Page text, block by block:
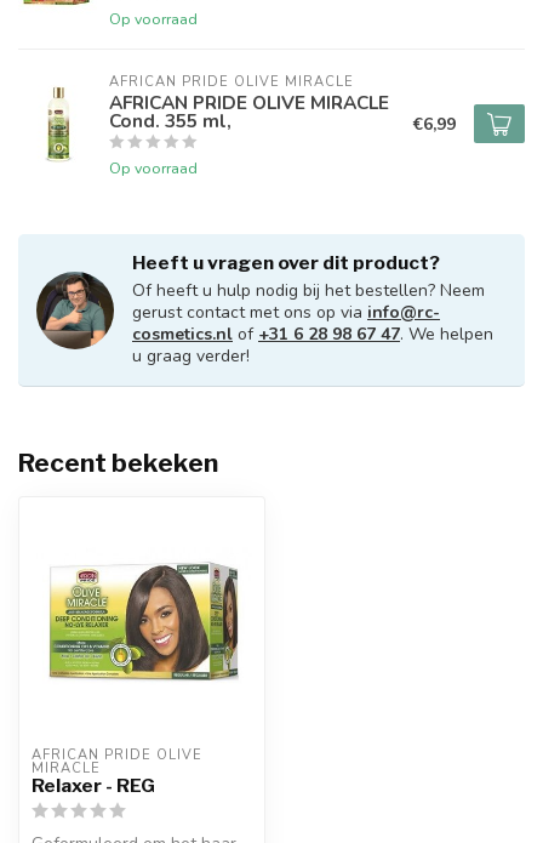
Op voorraad
AFRICAN PRIDE OLIVE MIRACLE
AFRICAN PRIDE OLIVE MIRACLE
Cond. 355 ml,
Op voorraad
€6,99
Heeft u vragen over dit product?
Of heeft u hulp nodig bij het bestellen? Neem
gerust contact met ons op via info@rc-
cosmetics.nl of +31 6 28 98 67 47. We helpen
u graag verder!
Recent bekeken
AFRICAN PRIDE OLIVE
MIRACLE
Relaxer - REG